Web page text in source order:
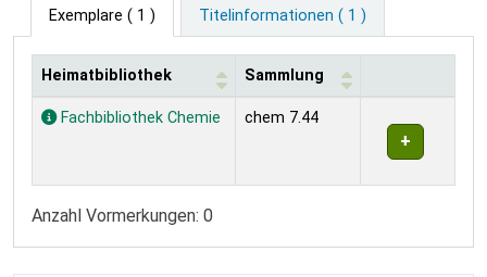
Exemplare ( 1 ) Titelinformationen ( 1 )
Exemplare
Heimatbibliothek Sammlung
Fachbibliothek Chemie chem 7.44
Anzahl Vormerkungen: 0